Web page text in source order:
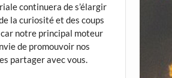
continuera de s’élargir
la curiosité et des coups
notre principal moteur
de promouvoir nos
partager avec vous.